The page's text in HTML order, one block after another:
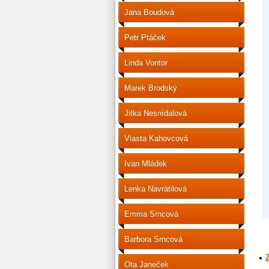
Jana Boudová
Petr Ptáček
Linda Vontor
Marek Brodský
Jitka Nesnídalová
Vlasta Kahovcová
Ivan Mládek
Lenka Navrátilová
Emma Srncová
Barbora Srncová
Ota Janeček